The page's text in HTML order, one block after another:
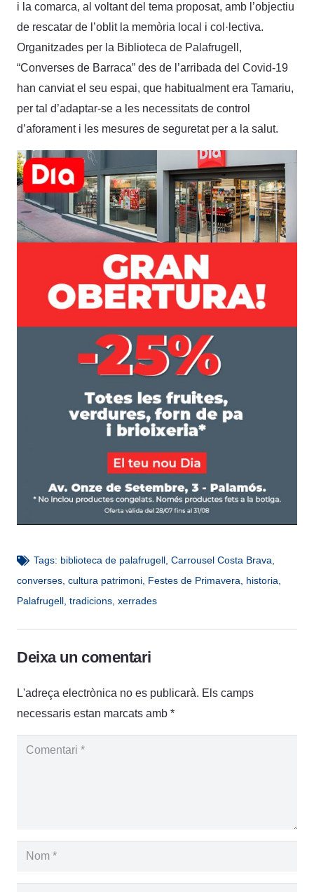
i la comarca, al voltant del tema proposat, amb l’objectiu
de rescatar de l’oblit la memòria local i col·lectiva.
Organitzades per la Biblioteca de Palafrugell,
“Converses de Barraca” des de l’arribada del Covid-19
han canviat el seu espai, que habitualment era Tamariu,
per tal d’adaptar-se a les necessitats de control
d’aforament i les mesures de seguretat per a la salut.
Tags: biblioteca de palafrugell, Carrousel Costa Brava
converses cultura patrimoni Festes de Primavera historia
Palafrugell tradicions xerrades
Deixa un comentari
L'adreça electrònica no es publicarà. Els camps
necessaris estan marcats amb *